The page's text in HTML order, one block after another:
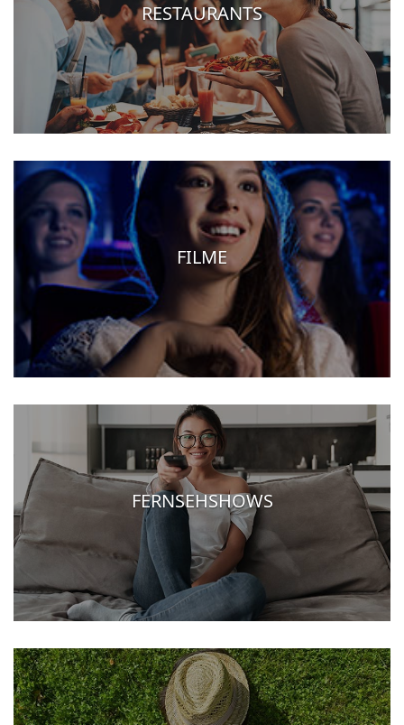
RESTAURANTS
FILME
FERNSEHSHOWS